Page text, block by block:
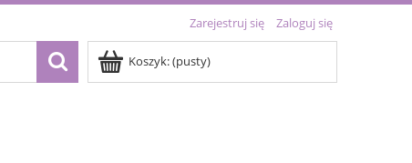
Zarejestruj się Zaloguj się
Koszyk:(pusty)